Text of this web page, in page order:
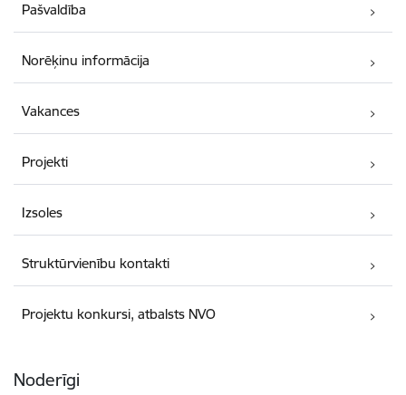
Pašvaldība
Norēķinu informācija
Vakances
Projekti
Izsoles
Struktūrvienību kontakti
Projektu konkursi, atbalsts NVO
Noderīgi